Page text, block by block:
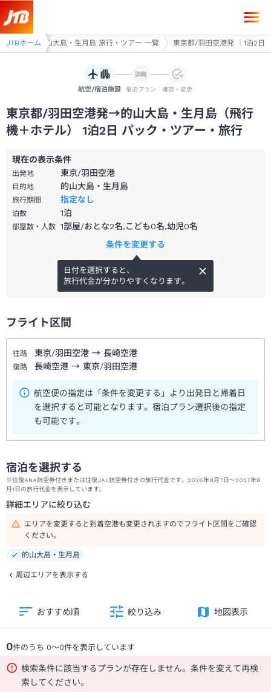
JTBホーム
ツアー 的山大島・生月島 旅行・ツアー 一覧 東京都/羽田空港発 ｜1泊2日
航空/宿泊施設 宿泊プラン 確認・変更
東京都/羽田空港発→的山大島・生月島（飛行
機＋ホテル） 1泊2日 パック・ツアー・旅行
現在の表示条件
出発地 東京/羽田空港
目的地 的山大島・生月島
旅行期間 指定なし
泊数 1泊
部屋数・人数 1部屋/おとな2名,こども0名,幼児0名
条件を変更する
日付を選択すると、
旅行代金が分かりやすくなります。
フライト区間
往路 東京/羽田空港 → 長崎空港
復路 長崎空港 → 東京/羽田空港
航空便の指定は「条件を変更する」より出発日と帰着日
を選択すると可能となります。宿泊プラン選択後の指定
も可能です。
宿泊を選択する
※往復ANA航空券付きまたは往復JAL航空券付きの旅行代金です。2026年8月7日～2027年8
月1日の旅行代金を表示しています。
詳細エリアに絞り込む
エリアを変更すると到着空港も変更されますのでフライト区間をご確認
ください。
的山大島・生月島
周辺エリアを表示する
0件のうち 0～0件を表示しています
おすすめ順 絞り込み 地図表示
検索条件に該当するプランが存在しません。条件を変えて再検
索してください。